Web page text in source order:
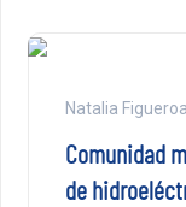
Natalia Figueroa
Comunidad
de